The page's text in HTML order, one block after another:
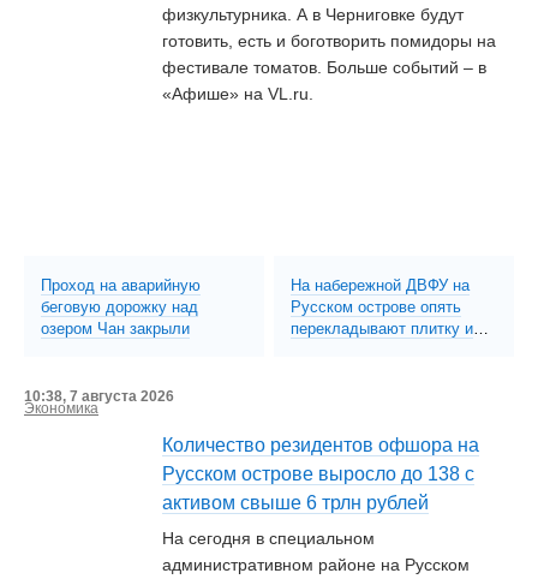
физкультурника. А в Черниговке будут
готовить, есть и боготворить помидоры на
фестивале томатов. Больше событий – в
«Афише» на VL.ru.
Проход на аварийную
беговую дорожку над
озером Чан закрыли
На набережной ДВФУ на
Русском острове опять
перекладывают плитку и
10:38, 7 августа 2026
Экономика
Количество резидентов офшора на
Русском острове выросло до 138 с
активом свыше 6 трлн рублей
На сегодня в специальном
административном районе на Русском